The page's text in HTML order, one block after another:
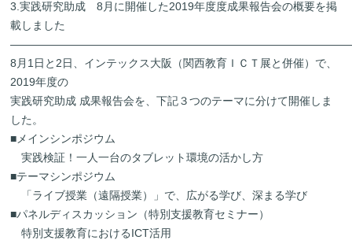
3.実践研究助成 8月に開催した2019年度度成果報告会の概要を掲
載しました
8月1日と2日、インテックス大阪（関西教育ＩＣＴ展と併催）で、
2019年度の
実践研究助成 成果報告会を、下記３つのテーマに分けて開催しま
した。
■メインシンポジウム
実践検証！一人一台のタブレット環境の活かし方
■テーマシンポジウム
「ライブ授業（遠隔授業）」で、広がる学び、深まる学び
■パネルディスカッション（特別支援教育セミナー）
特別支援教育におけるICT活用